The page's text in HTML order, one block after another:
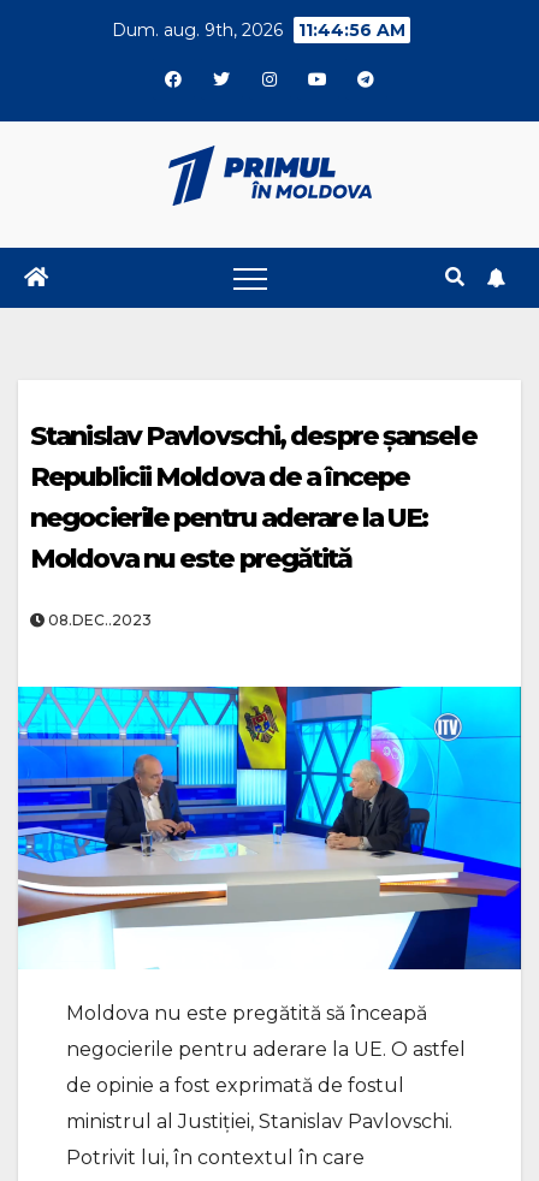
Dum. aug. 9th, 2026 11:44:56 AM
Stanislav Pavlovschi, despre șansele
Republicii Moldova de a începe
negocierile pentru aderare la UE:
Moldova nu este pregătită
08.DEC..2023
Moldova nu este pregătită să înceapă
negocierile pentru aderare la UE. O astfel
de opinie a fost exprimată de fostul
ministrul al Justiției, Stanislav Pavlovschi.
Potrivit lui, în contextul în care